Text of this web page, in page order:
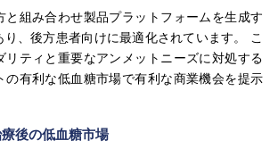
と組み合わせ製品プラットフォームを生成す
、後方患者向けに最適化されています。 こ
リティと重要なアンメットニーズに対処する
の有利な低血糖市場で有利な商業機会を提示
後の低血糖市場